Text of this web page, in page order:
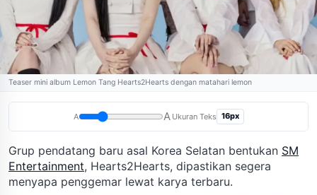
Teaser mini album Lemon Tang Hearts2Hearts dengan matahari lemon
A A Ukuran Teks 16px
Grup pendatang baru asal Korea Selatan bentukan SM
Entertainment, Hearts2Hearts, dipastikan segera
menyapa penggemar lewat karya terbaru.